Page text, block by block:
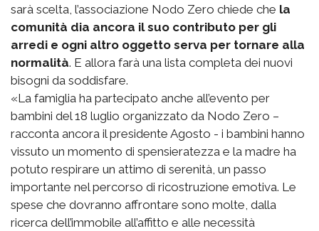
sarà scelta, l’associazione Nodo Zero chiede che la
comunità dia ancora il suo contributo per gli
arredi e ogni altro oggetto serva per tornare alla
normalità. E allora farà una lista completa dei nuovi
bisogni da soddisfare.
«La famiglia ha partecipato anche all’evento per
bambini del 18 luglio organizzato da Nodo Zero –
racconta ancora il presidente Agosto - i bambini hanno
vissuto un momento di spensieratezza e la madre ha
potuto respirare un attimo di serenità, un passo
importante nel percorso di ricostruzione emotiva. Le
spese che dovranno affrontare sono molte, dalla
ricerca dell’immobile all’affitto e alle necessità